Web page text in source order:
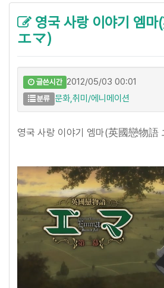
영국 사랑 이야기 엠
エマ)
글쓴시간 2012/05/03 00:01
분류 문화,취미/에니메이션
영국 사랑 이야기 엠마(英國戀物語